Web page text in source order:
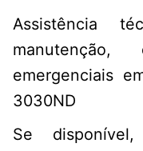
Assistência
emergenciais
3030ND
Se